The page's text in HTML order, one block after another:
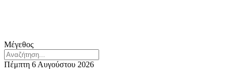
Μέγεθος
Πέμπτη 6 Αυγούστου 2026